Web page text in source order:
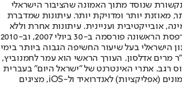
שנוסד מתוך האמונה שהציבור הישראלי
מאוזנת יותר ומדויקת יותר. עיתונות שמדברת
אובייקטיבית ועניינית. עיתונות אחרת וללא
תשלום. המהדורה המודפסת הראשונה פורסמה ב-30 ביולי 2007, וב-2010
הישראלי בעל שיעור החשיפה הגבוה ביותר בימי
מרים אדלסון. העורך הראשי הוא עמר לחמנוביץ,
רגב. אתרי האינטרנט של "ישראל היום" בעברית
ובאנגלית, כמו כן היישומונים (אפליקציות) לאנדרואיד ול-iOS, מציגים